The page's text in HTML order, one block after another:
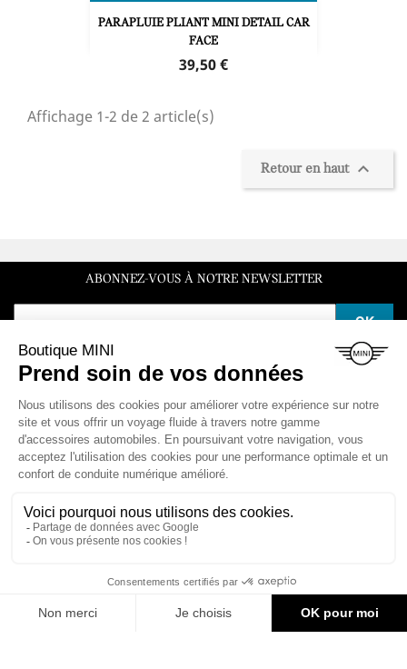
PARAPLUIE PLIANT MINI DETAIL CAR
FACE
Prix
39,50 €
Affichage 1-2 de 2 article(s)
Retour en haut 
ABONNEZ-VOUS À NOTRE NEWSLETTER
SERVICE CLIENT
Du lundi au vendredi de 10h à 12h et de 14h à 16h30
LA BOUTIQUE 
ESPACE CLIENT
NOS VÉHICULES
